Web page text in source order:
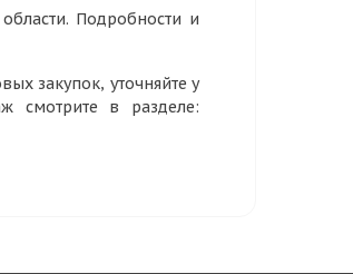
Подробности и
закупок, уточняйте у
смотрите в разделе: